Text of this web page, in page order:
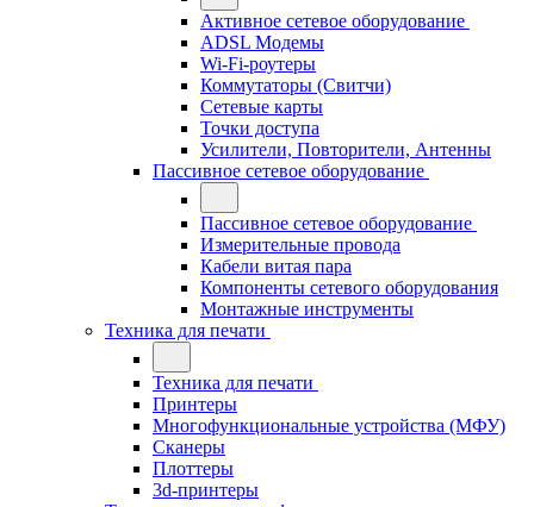
Активное сетевое оборудование
ADSL Модемы
Wi-Fi-роутеры
Коммутаторы (Свитчи)
Сетевые карты
Точки доступа
Усилители, Повторители, Антенны
Пассивное сетевое оборудование
Пассивное сетевое оборудование
Измерительные провода
Кабели витая пара
Компоненты сетевого оборудования
Монтажные инструменты
Техника для печати
Техника для печати
Принтеры
Многофункциональные устройства (МФУ)
Сканеры
Плоттеры
3d-принтеры